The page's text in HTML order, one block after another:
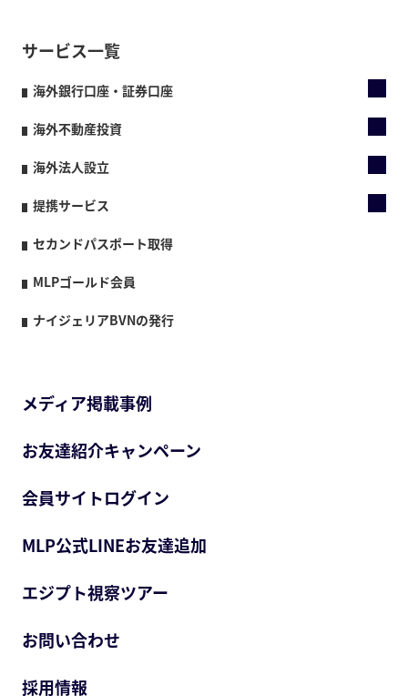
サービス一覧
海外銀行口座・証券口座
海外不動産投資
海外法人設立
提携サービス
セカンドパスポート取得
MLPゴールド会員
ナイジェリアBVNの発行
メディア掲載事例
お友達紹介キャンペーン
会員サイトログイン
MLP公式LINEお友達追加
エジプト視察ツアー
お問い合わせ
採用情報